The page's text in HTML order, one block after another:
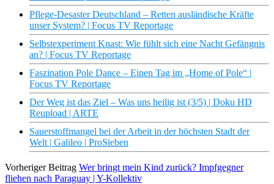
Pflege-Desaster Deutschland – Retten ausländische Kräfte
unser System? | Focus TV Reportage
Selbstexperiment Knast: Wie fühlt sich eine Nacht Gefängnis
an? | Focus TV Reportage
Faszination Pole Dance – Einen Tag im „Home of Pole“ |
Focus TV Reportage
Der Weg ist das Ziel – Was uns heilig ist (3/5) | Doku HD
Reupload | ARTE
Sauerstoffmangel bei der Arbeit in der höchsten Stadt der
Welt | Galileo | ProSieben
Vorheriger Beitrag Wer bringt mein Kind zurück? Impfgegner
fliehen nach Paraguay | Y-Kollektiv